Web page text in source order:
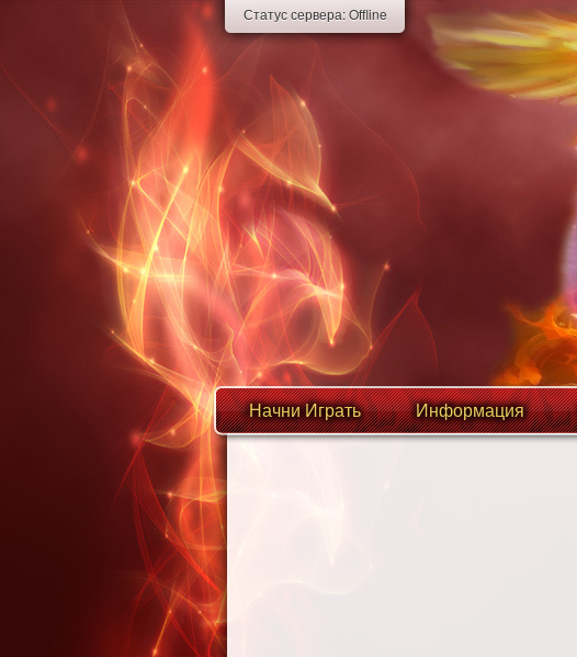
Статус сервера:Offline
Начни Играть Информация